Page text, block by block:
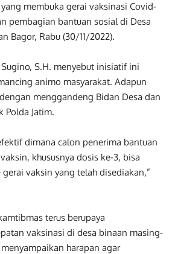
membuka gerai vaksinasi Covid-
pembagian bantuan sosial di Desa
Bagor, Rabu (30/11/2022).
S.H. menyebut inisiatif ini
animo masyarakat. Adapun
menggandeng Bidan Desa dan
Polda Jatim.
dimana calon penerima bantuan
khususnya dosis ke-3, bisa
vaksin yang telah disediakan,”
terus berupaya
vaksinasi di desa binaan masing-
harapan agar